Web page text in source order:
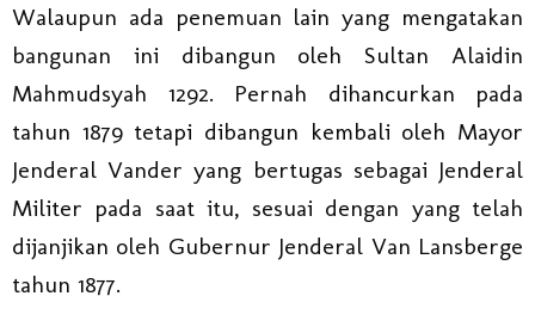
Walaupun ada penemuan lain yang mengatakan
bangunan ini dibangun oleh Sultan Alaidin
Mahmudsyah 1292. Pernah dihancurkan pada
tahun 1879 tetapi dibangun kembali oleh Mayor
Jenderal Vander yang bertugas sebagai Jenderal
Militer pada saat itu, sesuai dengan yang telah
dijanjikan oleh Gubernur Jenderal Van Lansberge
tahun 1877.